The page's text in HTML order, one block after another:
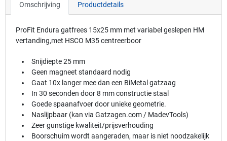
Omschrijving Productdetails
ProFit Endura gatfrees 15x25 mm met variabel geslepen HM
vertanding,met HSCO M35 centreerboor
Snijdiepte 25 mm
Geen magneet standaard nodig
Gaat 10x langer mee dan een BiMetal gatzaag
In 30 seconden door 8 mm constructie staal
Goede spaanafvoer door unieke geometrie.
Naslijpbaar (kan via Gatzagen.com / MadevTools)
Zeer gunstige kwaliteit/prijsverhouding
Boorschuim wordt aangeraden, maar is niet noodzakelijk